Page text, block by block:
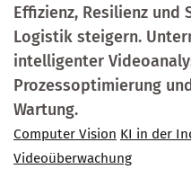
Effizienz, Resilienz
Logistik steigern.
intelligenter
Prozessoptimierung
Wartung.
Computer Vision KI in der
Videoüberwachung